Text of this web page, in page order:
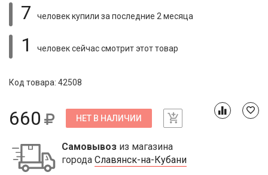
7 человек купили за последние 2 месяца
1 человек сейчас смотритэтот товар
Код товара: 42508
660 НЕТ В НАЛИЧИИ
Самовывоз из магазина
города Славянск-на-Кубани